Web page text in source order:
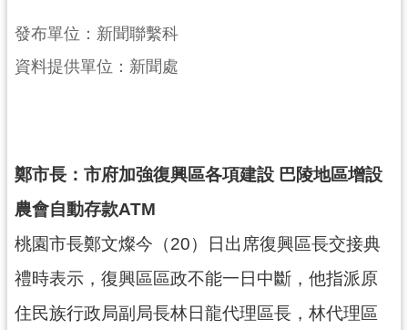
我
們
錄
業
務
訊
訊
發布單位：新聞聯繫科
資料提供單位：新聞處
鄭市長：市府加強復興區各項建設 巴陵地區增設
農會自動存款ATM
桃園市長鄭文燦今（20）日出席復興區長交接典
禮時表示，復興區區政不能一日中斷，他指派原
住民族行政局副局長林日龍代理區長，林代理區